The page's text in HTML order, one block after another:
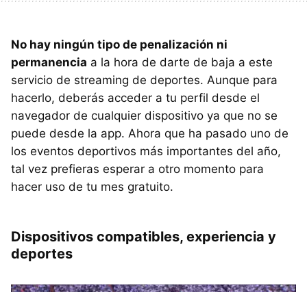
No hay ningún tipo de penalización ni
permanencia a la hora de darte de baja a este
servicio de streaming de deportes. Aunque para
hacerlo, deberás acceder a tu perfil desde el
navegador de cualquier dispositivo ya que no se
puede desde la app. Ahora que ha pasado uno de
los eventos deportivos más importantes del año,
tal vez prefieras esperar a otro momento para
hacer uso de tu mes gratuito.
Dispositivos compatibles, experiencia y
deportes